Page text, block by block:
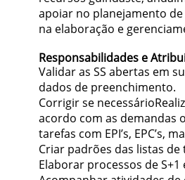
apoiar no planejamento
na elaboração e
Responsabilidades e
Validar as SS abertas em
dados de preenchimento.
Corrigir se
acordo com as demandas
tarefas com EPI’s,
Criar padrões das listas
Elaborar processos de